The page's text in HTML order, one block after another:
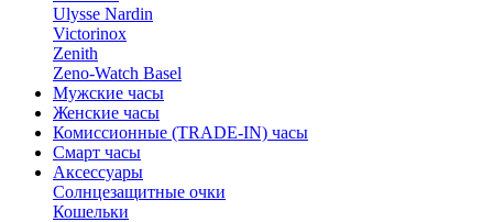
Ulysse Nardin
Victorinox
Zenith
Zeno-Watch Basel
Мужские часы
Женские часы
Комиссионные (TRADE-IN) часы
Смарт часы
Аксессуары
Солнцезащитные очки
Кошельки